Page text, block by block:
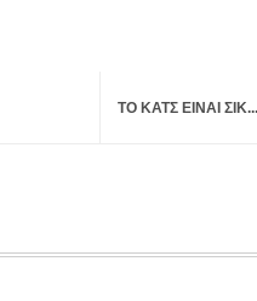
ΤΟ ΚΑΤΣ ΕΙΝΑΙ